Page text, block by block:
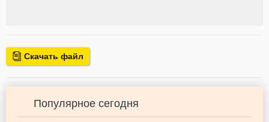
Скачать файл
Популярное сегодня